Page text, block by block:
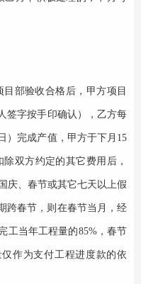
部验收合格后，甲方项目
签字按手印确认），乙方每
）完成产值，甲方于下月15
双方约定的其它费用后，
庆、春节或其它七天以上假
跨春节，则在春节当月，经
工当年工程量的85%，春节
作为支付工程进度款的依